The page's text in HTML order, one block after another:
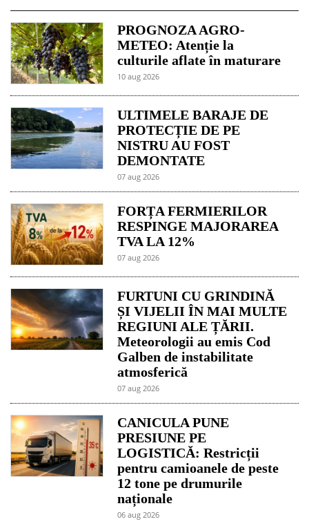
PROGNOZA AGRO-
METEO: Atenție la
culturile aflate în maturare
10 aug 2026
ULTIMELE BARAJE DE
PROTECȚIE DE PE
NISTRU AU FOST
DEMONTATE
07 aug 2026
FORȚA FERMIERILOR
RESPINGE MAJORAREA
TVA LA 12%
07 aug 2026
FURTUNI CU GRINDINĂ
ȘI VIJELII ÎN MAI MULTE
REGIUNI ALE ȚĂRII.
Meteorologii au emis Cod
Galben de instabilitate
atmosferică
07 aug 2026
CANICULA PUNE
PRESIUNE PE
LOGISTICĂ: Restricții
pentru camioanele de peste
12 tone pe drumurile
naționale
06 aug 2026